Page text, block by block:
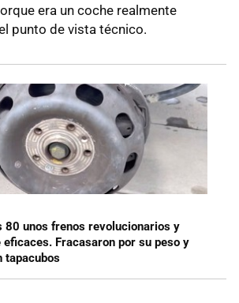
era un coche realmente
punto de vista técnico.
80 unos frenos revolucionarios y
Fracasaron por su peso y
tapacubos